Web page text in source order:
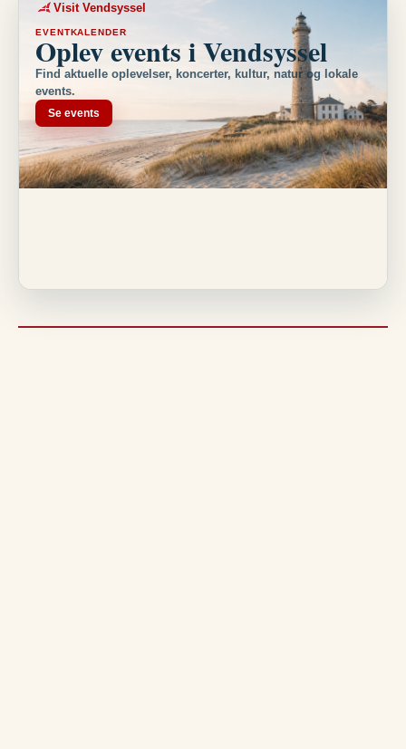
Visit Vendsyssel
EVENTKALENDER
Oplev events i Vendsyssel
Find aktuelle oplevelser, koncerter, kultur, natur og lokale
events.
Se events